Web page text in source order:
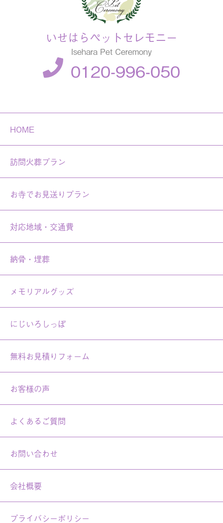
いせはらペットセレモニー
Isehara Pet Ceremony
0120-996-050
HOME
訪問火葬プラン
お寺でお見送りプラン
対応地域・交通費
納骨・埋葬
メモリアルグッズ
にじいろしっぽ
無料お見積りフォーム
お客様の声
よくあるご質問
お問い合わせ
会社概要
プライバシーポリシー